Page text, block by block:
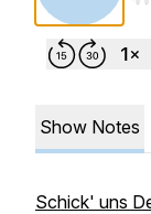
Show Notes
Schick' uns